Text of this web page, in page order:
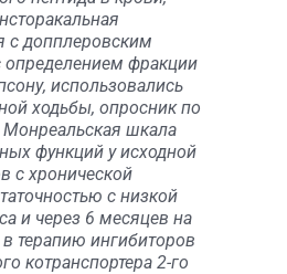
с допплеровским
определением фракции
использовались
ходьбы, опросник по
Монреальская шкала
функций у исходной
c хронической
с низкой
и через 6 месяцев на
терапию ингибиторов
котранспортера 2-го